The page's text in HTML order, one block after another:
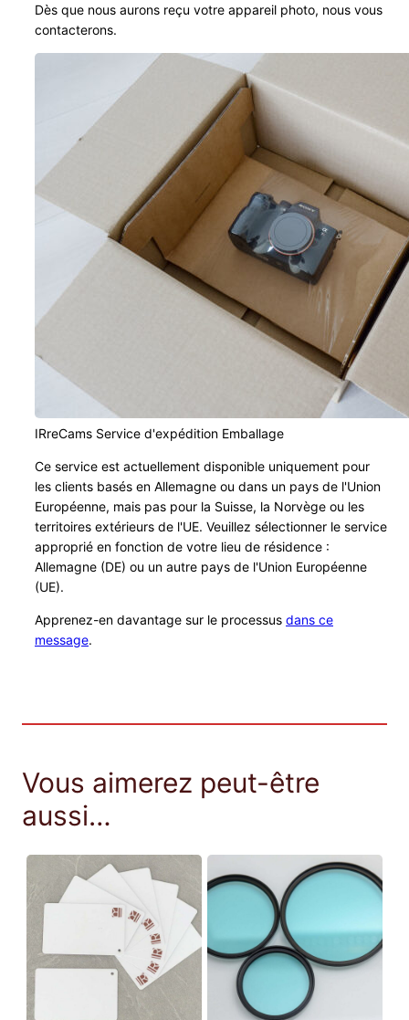
Dès que nous aurons reçu votre appareil photo, nous vous
contacterons.
IRreCams Service d'expédition Emballage
Ce service est actuellement disponible uniquement pour
les clients basés en Allemagne ou dans un pays de l'Union
Européenne, mais pas pour la Suisse, la Norvège ou les
territoires extérieurs de l'UE. Veuillez sélectionner le service
approprié en fonction de votre lieu de résidence :
Allemagne (DE) ou un autre pays de l'Union Européenne
(UE).
Apprenez-en davantage sur le processus dans ce
message.
Vous aimerez peut-être
aussi…